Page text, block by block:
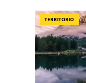
TERRITORIO